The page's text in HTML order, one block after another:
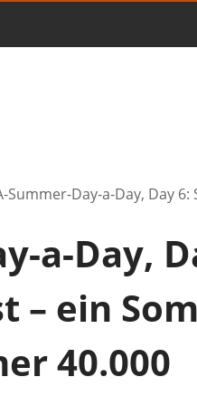
Summer-Day-a-Day, Day
a-Day,
– ein
40.000